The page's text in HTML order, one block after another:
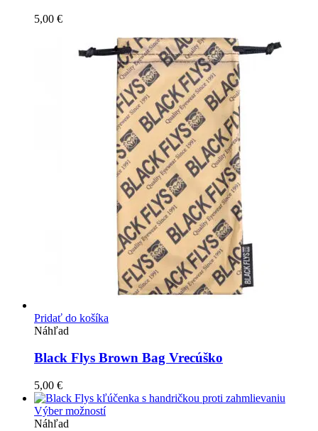
5,00 €
Pridať do košíka
Náhľad
Black Flys Brown Bag Vrecúško
5,00 €
Výber možnostíTento
Náhľad